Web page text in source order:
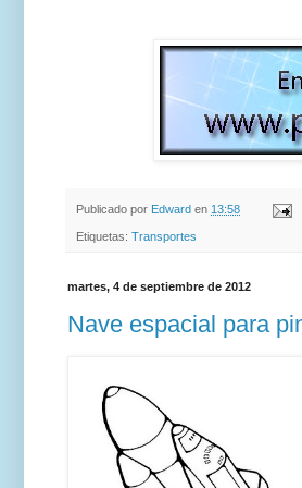
Publicado por Edward en 13:58
Etiquetas: Transportes
martes, 4 de septiembre de 2012
Nave espacial para